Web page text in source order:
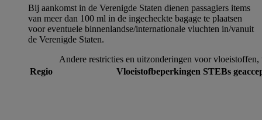
Bij aankomst in de Verenigde Staten dienen passagiers items
van meer dan 100 ml in de ingecheckte bagage te plaatsen
voor eventuele binnenlandse/internationale vluchten in/vanuit
de Verenigde Staten.
Andere restricties en uitzonderingen voor
Regio
Vloeistofbeperkingen STEBs